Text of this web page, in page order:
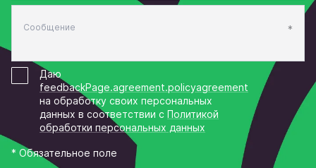
*
Даю
feedbackPage.agreement.policyagreement
на обработку своих персональных
данных в соответствии c Политикой
обработки персональных данных
* Обязательное поле